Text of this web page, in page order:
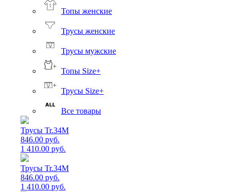
Топы женские
Трусы женские
Трусы мужские
Топы Size+
Трусы Size+
Все товары
Трусы Tr.34M
846.00 руб.
1 410.00 руб.
Трусы Tr.34M
846.00 руб.
1 410.00 руб.